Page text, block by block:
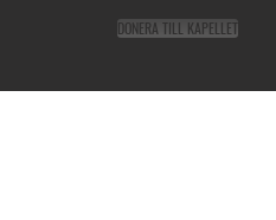
DONERA TILL KAPELLET